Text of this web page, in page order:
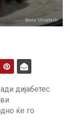
Фото: Unsplash
дијабетес
ќе го